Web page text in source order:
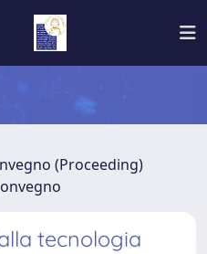
(Proceeding)
tecnologia